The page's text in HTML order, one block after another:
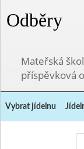
Odběry
Mateřská
příspěvková
Vybrat jídelnu